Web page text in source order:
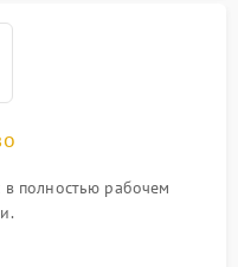
полностью рабочем